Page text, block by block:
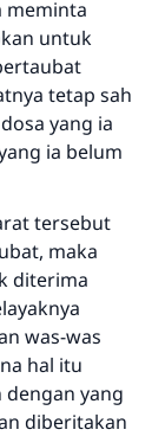
meminta
untuk
tetap sah
yang ia
ia belum
tersebut
maka
diterima
was-was
hal itu
yang
diberitakan